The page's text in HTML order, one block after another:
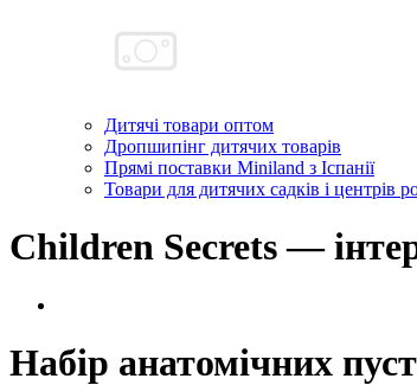
Дитячі товари оптом
Дропшипінг дитячих товарів
Прямі поставки Miniland з Іспанії
Товари для дитячих садків і центрів
Children Secrets —
Набір анатомічних